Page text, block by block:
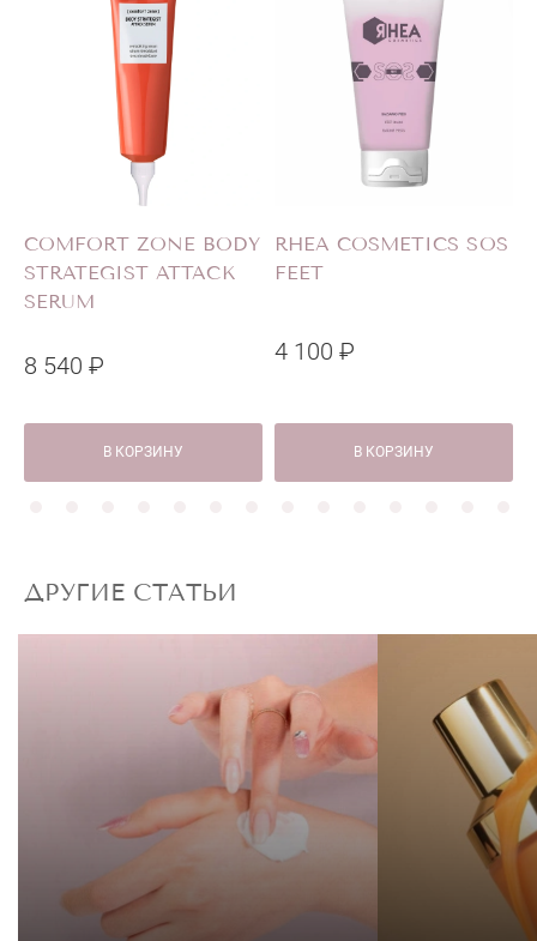
COMFORT ZONE BODY
STRATEGIST ATTACK
SERUM
8 540 ₽
В КОРЗИНУ
RHEA COSMETICS SOS
FEET
4 100 ₽
В КОРЗИНУ
ДРУГИЕ СТАТЬИ